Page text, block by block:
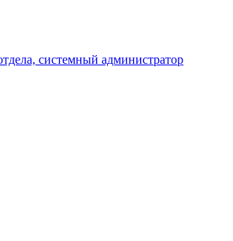
системный администратор